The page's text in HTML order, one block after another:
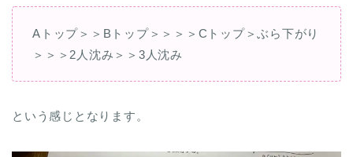
Aトップ＞＞Bトップ＞＞＞＞Cトップ＞ぶら下がり
＞＞＞2人沈み＞＞3人沈み
という感じとなります。